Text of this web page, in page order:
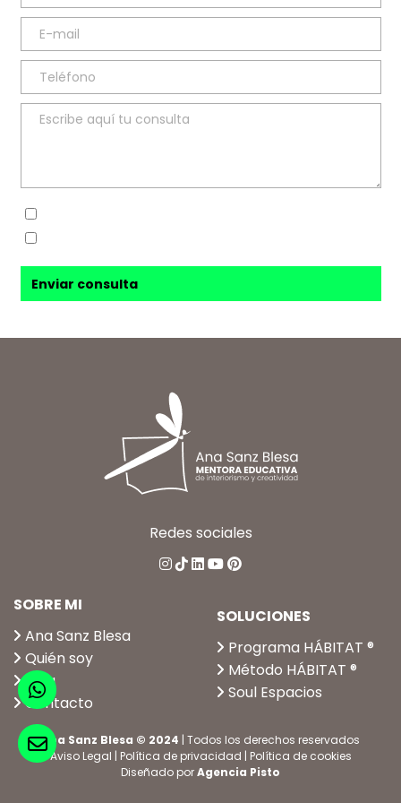
Redes sociales
SOBRE MI
Ana Sanz Blesa
Quién soy
Blog
Contacto
SOLUCIONES
Programa HÁBITAT ®
Método HÁBITAT ®
Soul Espacios
Ana Sanz Blesa © 2024 | Todos los derechos reservados
Aviso Legal | Política de privacidad | Política de cookies
Diseñado porAgencia Pisto